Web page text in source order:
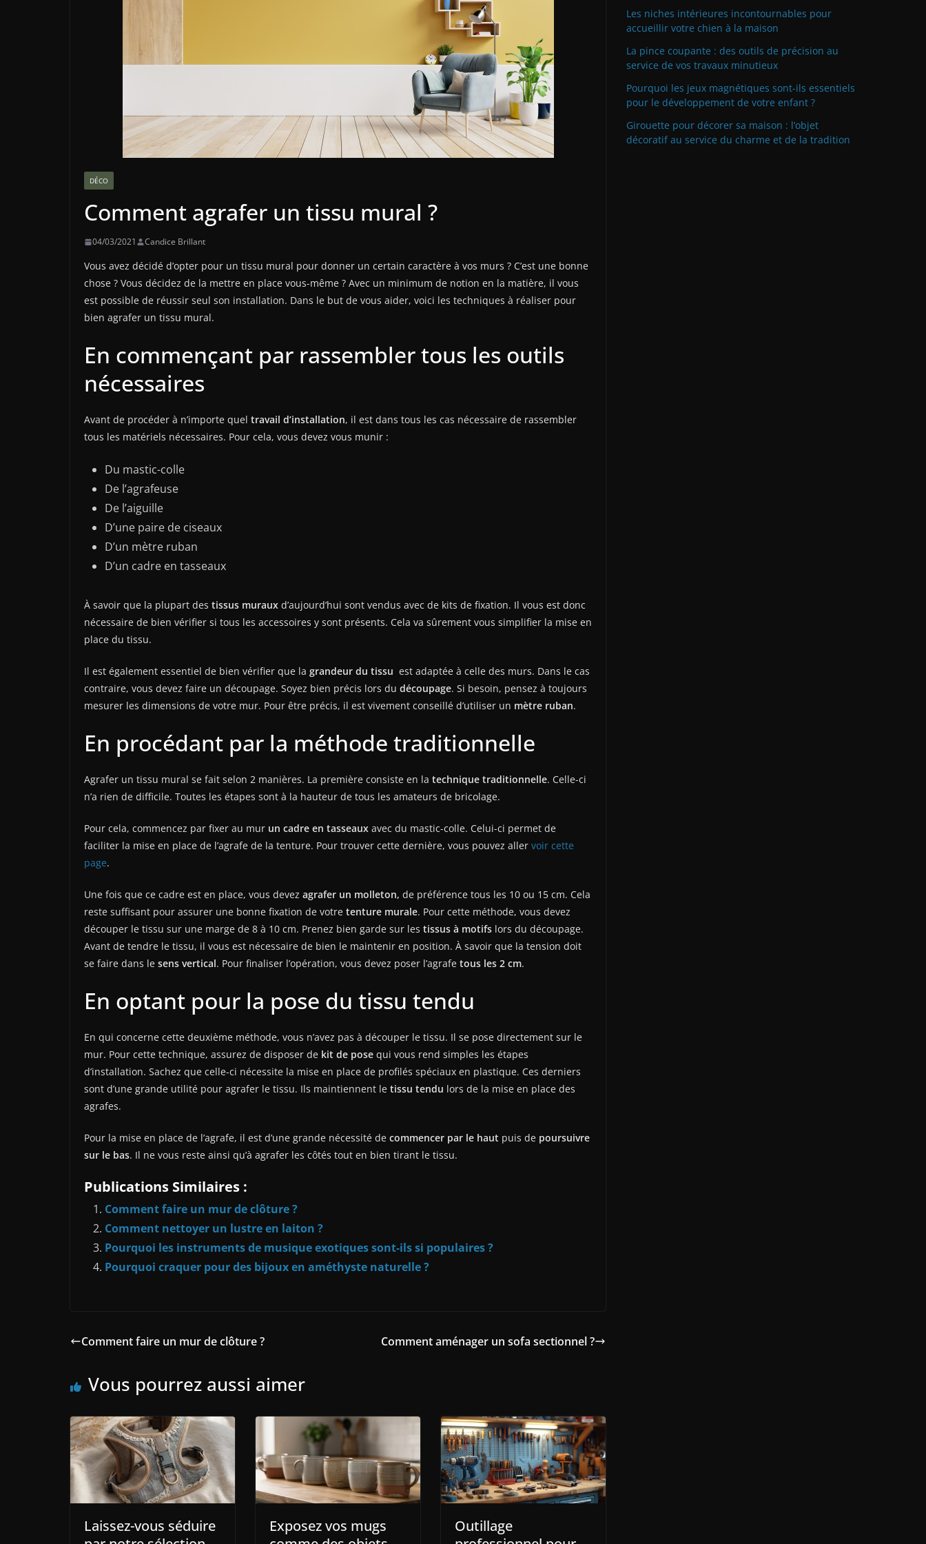
DÉCO
Comment agrafer un tissu mural ?
04/03/2021 Candice Brillant
Vous avez décidé d’opter pour un tissu mural pour donner un certain caractère à vos murs ? C’est une bonne
chose ? Vous décidez de la mettre en place vous-même ? Avec un minimum de notion en la matière, il vous
est possible de réussir seul son installation. Dans le but de vous aider, voici les techniques à réaliser pour
bien agrafer un tissu mural.
En commençant par rassembler tous les outils
nécessaires
Avant de procéder à n’importe quel travail d’installation, il est dans tous les cas nécessaire de rassembler
tous les matériels nécessaires. Pour cela, vous devez vous munir :
Du mastic-colle
De l’agrafeuse
De l’aiguille
D’une paire de ciseaux
D’un mètre ruban
D’un cadre en tasseaux
À savoir que la plupart des tissus muraux d’aujourd’hui sont vendus avec de kits de fixation. Il vous est donc
nécessaire de bien vérifier si tous les accessoires y sont présents. Cela va sûrement vous simplifier la mise en
place du tissu.
Il est également essentiel de bien vérifier que la grandeur du tissu est adaptée à celle des murs. Dans le cas
contraire, vous devez faire un découpage. Soyez bien précis lors du découpage. Si besoin, pensez à toujours
mesurer les dimensions de votre mur. Pour être précis, il est vivement conseillé d’utiliser un mètre ruban.
En procédant par la méthode traditionnelle
Agrafer un tissu mural se fait selon 2 manières. La première consiste en la technique traditionnelle. Celle-ci
n’a rien de difficile. Toutes les étapes sont à la hauteur de tous les amateurs de bricolage.
Pour cela, commencez par fixer au mur un cadre en tasseaux avec du mastic-colle. Celui-ci permet de
faciliter la mise en place de l’agrafe de la tenture. Pour trouver cette dernière, vous pouvez aller voir cette
page.
Une fois que ce cadre est en place, vous devez agrafer un molleton, de préférence tous les 10 ou 15 cm. Cela
reste suffisant pour assurer une bonne fixation de votre tenture murale. Pour cette méthode, vous devez
découper le tissu sur une marge de 8 à 10 cm. Prenez bien garde sur les tissus à motifs lors du découpage.
Avant de tendre le tissu, il vous est nécessaire de bien le maintenir en position. À savoir que la tension doit
se faire dans le sens vertical. Pour finaliser l’opération, vous devez poser l’agrafe tous les 2 cm.
En optant pour la pose du tissu tendu
En qui concerne cette deuxième méthode, vous n’avez pas à découper le tissu. Il se pose directement sur le
mur. Pour cette technique, assurez de disposer de kit de pose qui vous rend simples les étapes
d’installation. Sachez que celle-ci nécessite la mise en place de profilés spéciaux en plastique. Ces derniers
sont d’une grande utilité pour agrafer le tissu. Ils maintiennent le tissu tendu lors de la mise en place des
agrafes.
Pour la mise en place de l’agrafe, il est d’une grande nécessité de commencer par le haut puis de poursuivre
sur le bas. Il ne vous reste ainsi qu’à agrafer les côtés tout en bien tirant le tissu.
Publications Similaires :
Comment faire un mur de clôture ?
Comment nettoyer un lustre en laiton ?
Pourquoi les instruments de musique exotiques sont-ils si populaires ?
Pourquoi craquer pour des bijoux en améthyste naturelle ?
Comment faire un mur de clôture ? Comment aménager un sofa sectionnel ?
Vous pourrez aussi aimer
Laissez-vous séduire
Exposez vos mugs
Outillage
Les niches intérieures incontournables pour
accueillir votre chien à la maison
La pince coupante : des outils de précision au
service de vos travaux minutieux
Pourquoi les jeux magnétiques sont-ils essentiels
pour le développement de votre enfant ?
Girouette pour décorer sa maison : l’objet
décoratif au service du charme et de la tradition